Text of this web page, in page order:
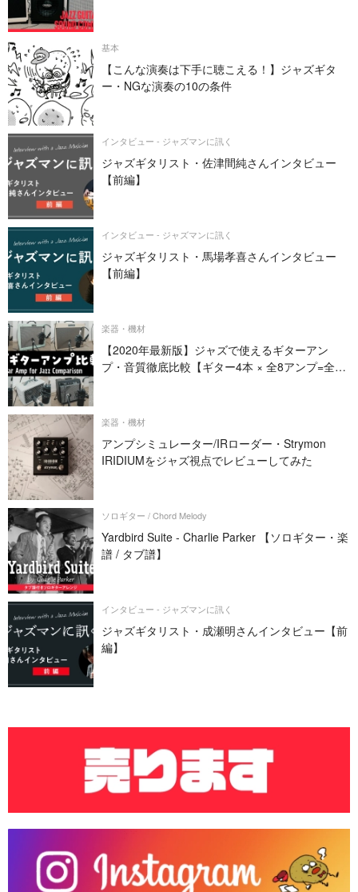
基本
【こんな演奏は下手に聴こえる！】ジャズギタ
ー・NGな演奏の10の条件
インタビュー - ジャズマンに訊く
ジャズギタリスト・佐津間純さんインタビュー
【前編】
インタビュー - ジャズマンに訊く
ジャズギタリスト・馬場孝喜さんインタビュー
【前編】
楽器・機材
【2020年最新版】ジャズで使えるギターアン
プ・音質徹底比較【ギター4本 × 全8アンプ=全32
楽器・機材
アンプシミュレーター/IRローダー・Strymon
IRIDIUMをジャズ視点でレビューしてみた
ソロギター / Chord Melody
Yardbird Suite - Charlie Parker 【ソロギター・楽
譜 / タブ譜】
インタビュー - ジャズマンに訊く
ジャズギタリスト・成瀬明さんインタビュー【前
編】